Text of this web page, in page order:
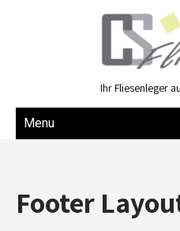
Ihr Fliesenleger
Menu
Footer